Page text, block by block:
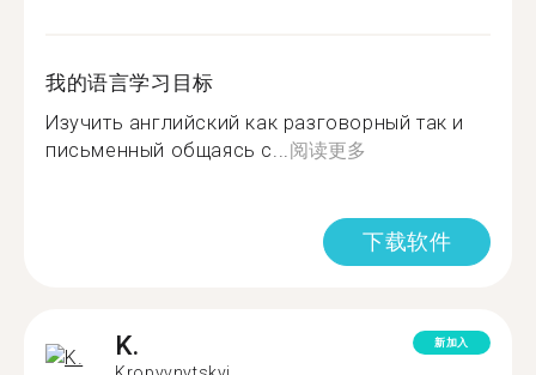
我的语言学习目标
Изучить английский как разговорный так и
письменный общаясь с...阅读更多
下载软件
K. 新加入